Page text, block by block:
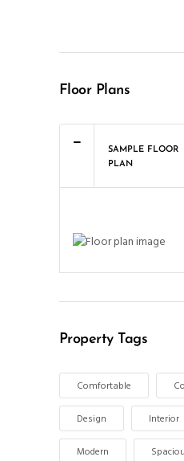
Floor Plans
SAMPLE FLOOR
PLAN
Property Tags
Comfortable
Design Interior
Modern